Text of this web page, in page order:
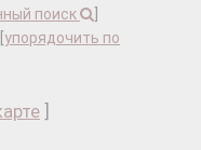
поиск
упорядочить по